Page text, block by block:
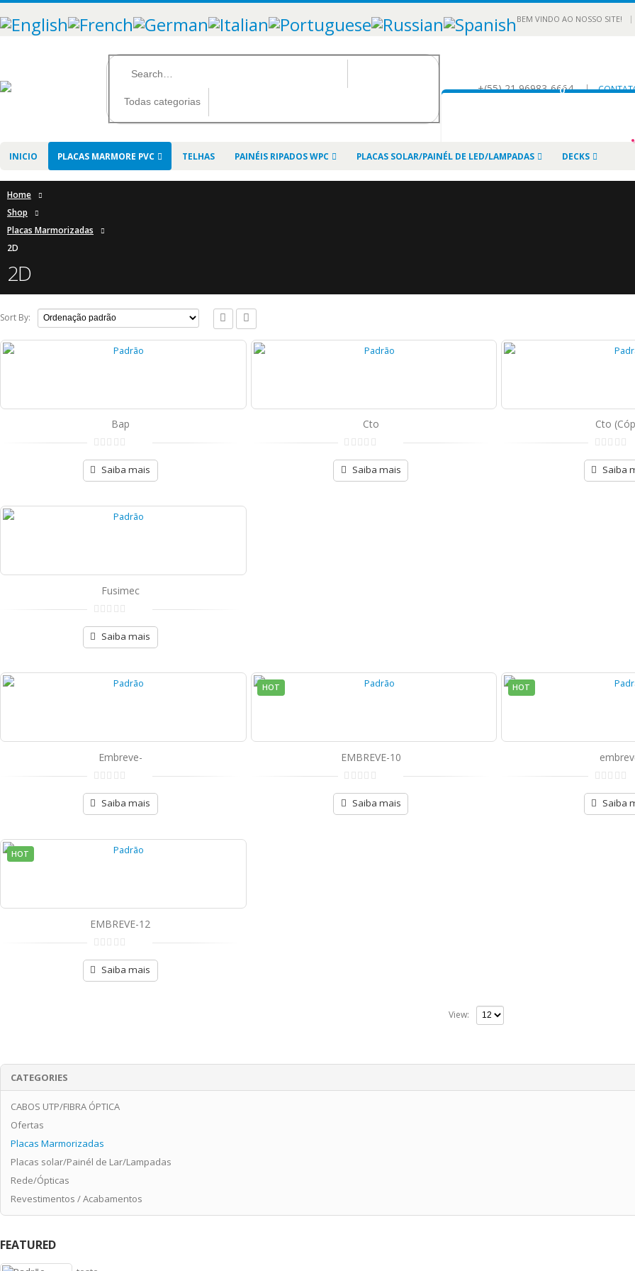
BEM VINDO AO NOSSO SITE! |
+(55) 21 96983-6664 |
0
INICIO PLACAS MARMORE PVC TELHAS PAINÉIS RIPADOS WPC PLACAS SOLAR/PAINÉL DE LED/LAMPADAS DECKS
Home
Shop
Placas Marmorizadas
2D
2D
Sort By:
Bap
de
5
Saiba mais
Cto
de
5
Saiba mais
Cto
de
5
Saiba
Fusimec
de
5
Saiba mais
Embreve-
5
Saiba mais
HOT
EMBREVE-10
5
Saiba mais
HOT
5
Saiba
HOT
EMBREVE-12
5
Saiba mais
View:
CATEGORIES
CABOS UTP/FIBRA ÓPTICA
Ofertas
Placas Marmorizadas
Placas solar/Painél de Lar/Lampadas
Rede/Ópticas
Revestimentos / Acabamentos
FEATURED